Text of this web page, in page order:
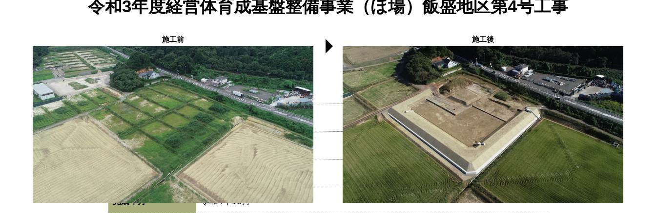
令和3年度経営体育成基盤整備事業（ほ場）飯盛地区第4号工事
施工前 施工後
施工場所 小浜市飯盛
発注者 福井県嶺南振興局
表彰 福井県嶺南振興局長表彰
完成年月 令和4年10月